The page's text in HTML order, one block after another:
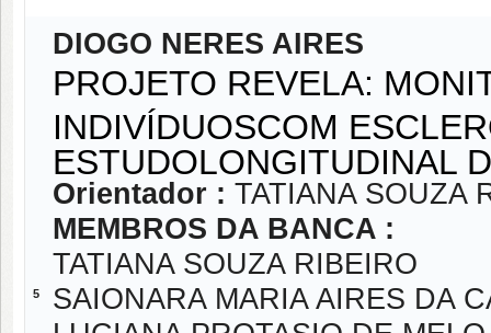
5
DIOGO NERES AIRES
PROJETO REVELA:
INDIVÍDUOSCOM
ESTUDOLONGITUDINAL
Orientador : TATIANA SOUZA
MEMBROS DA BANCA :
TATIANA SOUZA RIBEIRO
SAIONARA MARIA AIRES DA